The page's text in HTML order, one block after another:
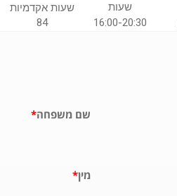
שעות
16:00-20:30
שעות אקדמיות
84
*שם משפחה
*מין